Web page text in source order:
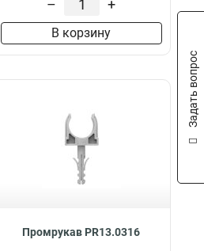
– +
В корзину
Промрукав PR13.0316
Задать вопрос